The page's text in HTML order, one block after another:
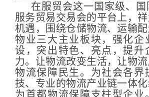
在服贸会这一国家级、国
服务贸易交易会的平台上，
机遇，围绕仓储物流、运输
物业三大主业板块，强化企
设，突出特色、亮点，提升
力。让物流改变生活，让物
物流保障民生。为社会各界
技、专业的物流产业链一体
为首都物流保障支柱型企业